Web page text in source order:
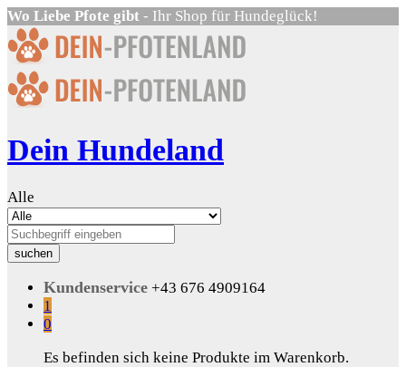
Wo Liebe Pfote gibt - Ihr Shop für Hundeglück!
Dein Hundeland
Alle
suchen
Kundenservice +43 676 4909164
1
0
Es befinden sich keine Produkte im Warenkorb.